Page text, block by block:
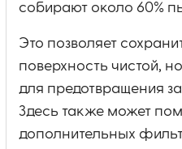
собирают около 60%
Это позволяет
поверхность чистой,
для предотвращения
Здесь также может
дополнительных